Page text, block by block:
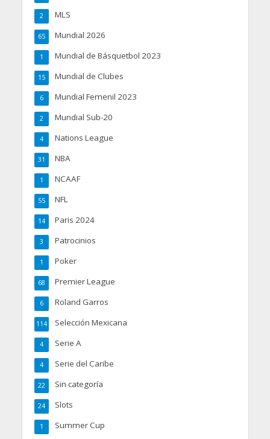
MLS
2
Mundial 2026
65
Mundial de Básquetbol 2023
1
Mundial de Clubes
15
Mundial Femenil 2023
6
Mundial Sub-20
2
Nations League
4
NBA
31
NCAAF
1
NFL
55
Paris 2024
14
Patrocinios
3
Poker
1
Premier League
68
Roland Garros
6
Selección Mexicana
114
Serie A
4
Serie del Caribe
4
Sin categoría
22
Slots
24
Summer Cup
1